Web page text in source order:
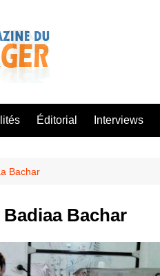
Éditorial Interviews
Bachar
Badiaa Bachar